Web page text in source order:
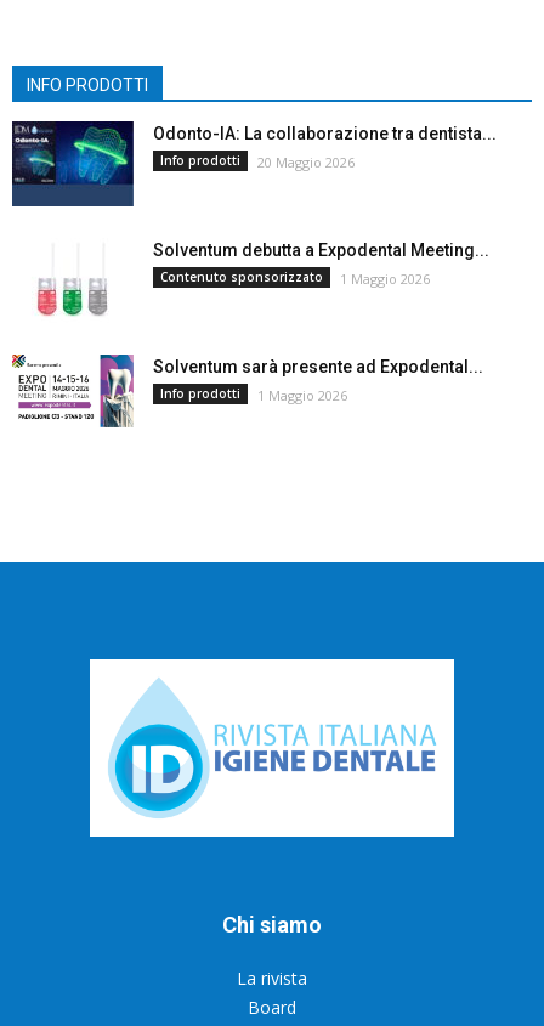
INFO PRODOTTI
Odonto-IA: La collaborazione tra dentista...
Info prodotti 20 Maggio 2026
Solventum debutta a Expodental Meeting...
Contenuto sponsorizzato 1 Maggio 2026
Solventum sarà presente ad Expodental...
Info prodotti 1 Maggio 2026
Chi siamo
La rivista
Board